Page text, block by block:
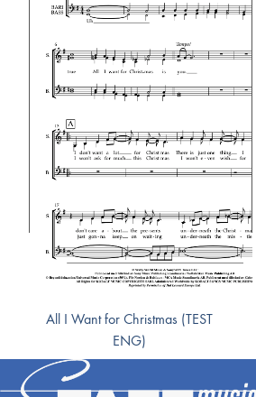
All I Want for Christmas (TEST
ENG)